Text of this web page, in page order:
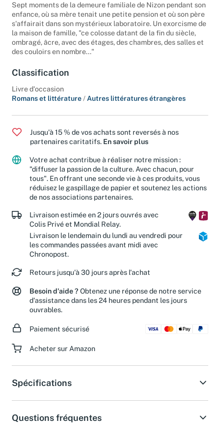
Sept moments de la demeure familiale de Nizon pendant son
enfance, où sa mère tenait une petite pension et où son père
s'affairait dans son mystérieux laboratoire. Un exorcisme de
la maison de famille, "ce colosse datant de la fin du siècle,
ombragé, âcre, avec des étages, des chambres, des salles et
des couloirs en nombre..."
Classification
Livre d'occasion
Romans et littérature / Autres littératures étrangères
Jusqu'à 15 % de vos achats sont reversés à nos
partenaires caritatifs. En savoir plus
Votre achat contribue à réaliser notre mission :
"diffuser la passion de la culture. Avec chacun, pour
tous". En offrant une seconde vie à ces produits, vous
réduisez le gaspillage de papier et soutenez les actions
de nos associations partenaires.
Livraison estimée en 2 jours ouvrés avec
Colis Privé et Mondial Relay.
Livraison le lendemain du lundi au vendredi pour
les commandes passées avant midi avec
Chronopost.
Retours jusqu'à 30 jours après l'achat
Besoin d'aide ? Obtenez une réponse de notre service
d'assistance dans les 24 heures pendant les jours
ouvrables.
Paiement sécurisé
Acheter sur Amazon
Spécifications
Questions fréquentes